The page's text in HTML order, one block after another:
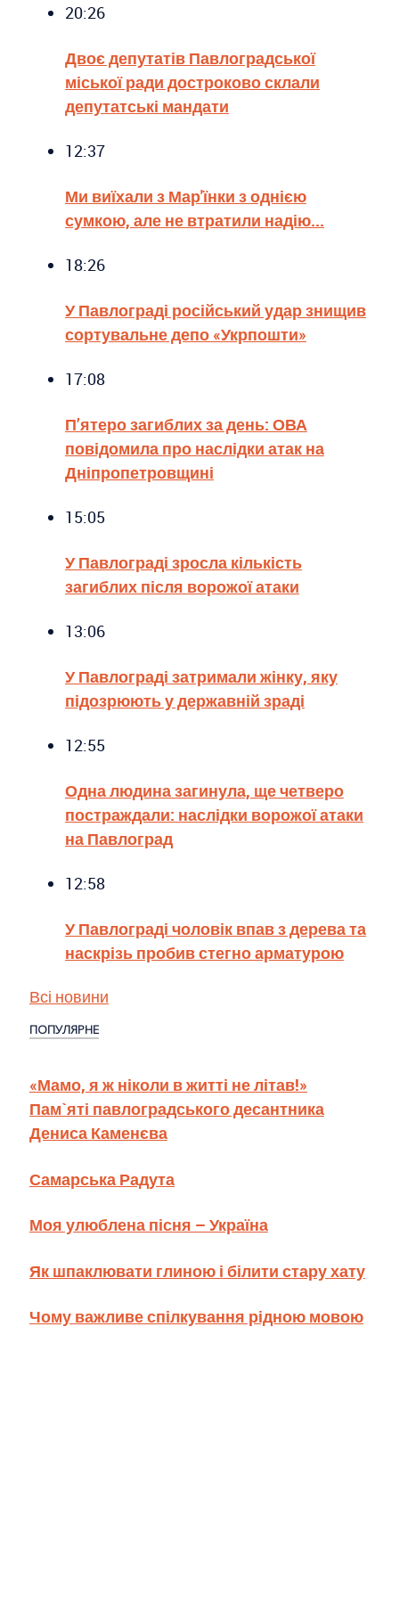
20:26
Двоє депутатів Павлоградської
міської ради достроково склали
депутатські мандати
12:37
Ми виїхали з Мар'їнки з однією
сумкою, але не втратили надію...
18:26
У Павлограді російський удар знищив
сортувальне депо «Укрпошти»
17:08
П’ятеро загиблих за день: ОВА
повідомила про наслідки атак на
Дніпропетровщині
15:05
У Павлограді зросла кількість
загиблих після ворожої атаки
13:06
У Павлограді затримали жінку, яку
підозрюють у державній зраді
12:55
Одна людина загинула, ще четверо
постраждали: наслідки ворожої атаки
на Павлоград
12:58
У Павлограді чоловік впав з дерева та
наскрізь пробив стегно арматурою
Всі новини
ПОПУЛЯРНЕ
«Мамо, я ж ніколи в житті не літав!»
Пам`яті павлоградського десантника
Дениса Каменєва
Самарська Радута
Моя улюблена пісня – Україна
Як шпаклювати глиною і білити стару хату
Чому важливе спілкування рідною мовою